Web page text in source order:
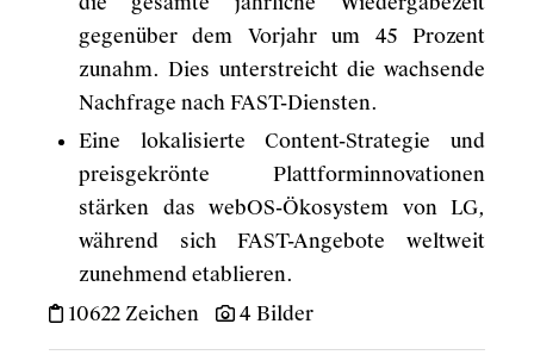
gegenüber dem Vorjahr um 45 Prozent
zunahm. Dies unterstreicht die wachsende
Nachfrage nach FAST-Diensten.
Eine lokalisierte Content-Strategie und
preisgekrönte Plattforminnovationen
stärken das webOS-Ökosystem von LG,
während sich FAST-Angebote weltweit
zunehmend etablieren.
10622 Zeichen
4 Bilder